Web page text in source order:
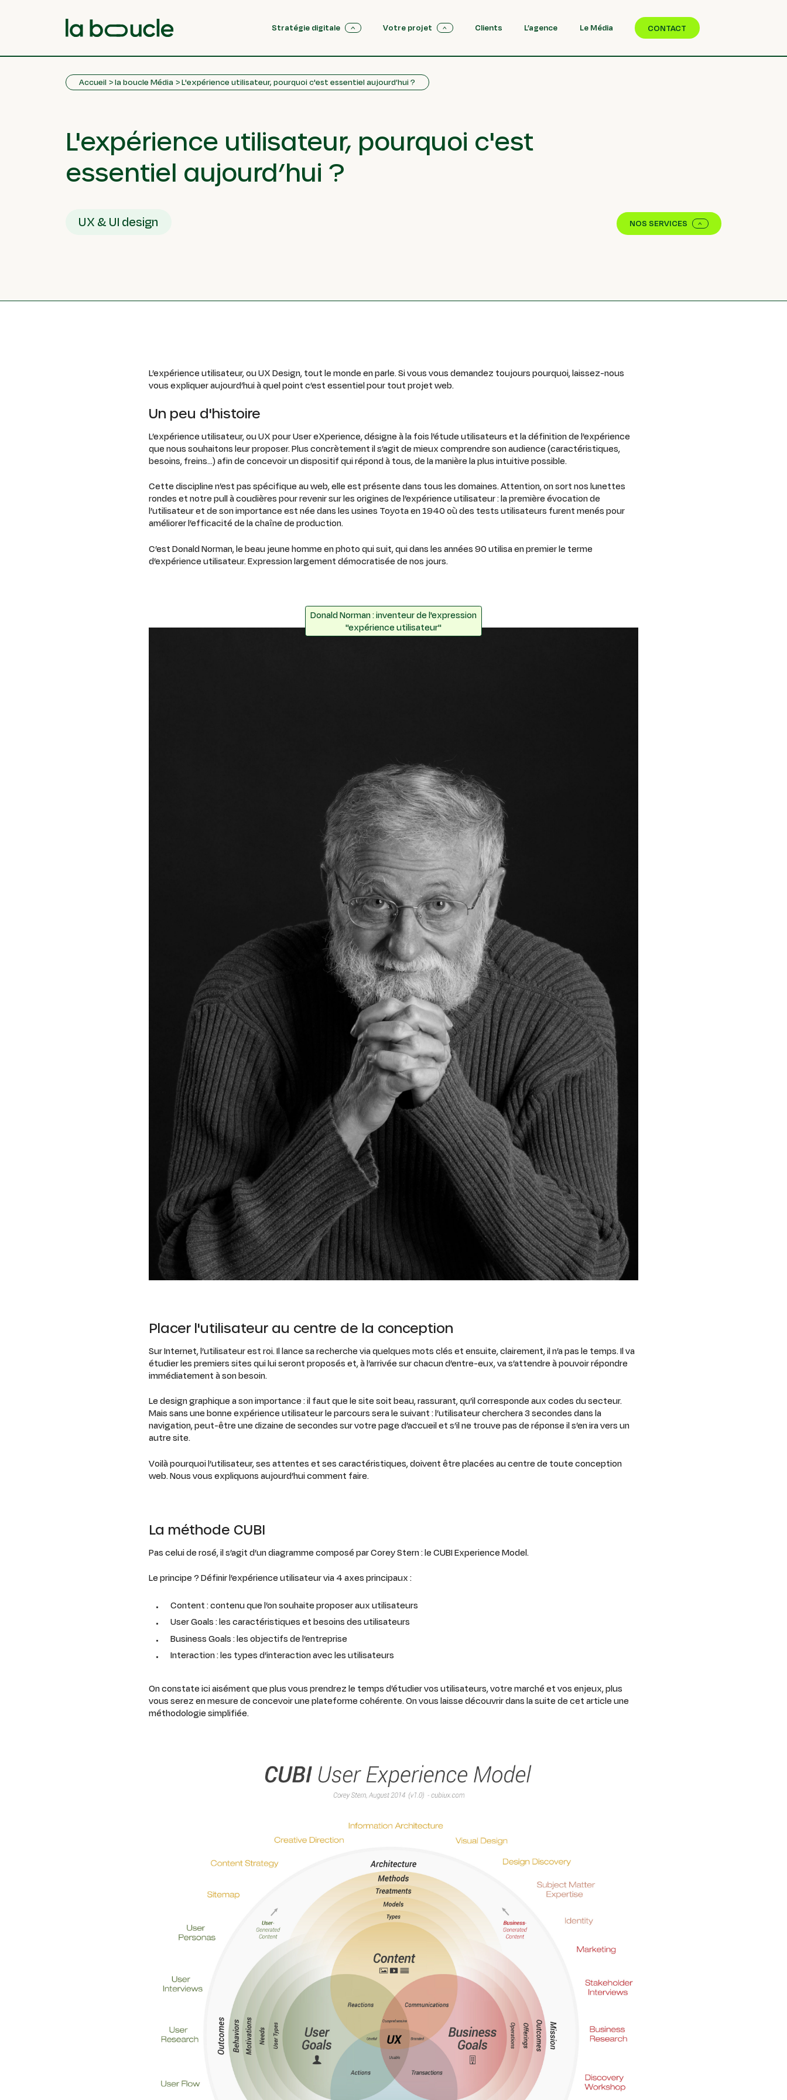
Stratégie digitale Votre projet Clients L’agence Le Média CONTACT
Accueil la boucle Média L'expérience utilisateur, pourquoi c'est essentiel aujourd’hui ?
L'expérience utilisateur, pourquoi c'est
essentiel aujourd’hui ?
UX & UI design NOS SERVICES
L’expérience utilisateur, ou UX Design, tout le monde en parle. Si vous vous demandez toujours pourquoi, laissez-nous
vous expliquer aujourd’hui à quel point c’est essentiel pour tout projet web.
Un peu d'histoire
L’expérience utilisateur, ou UX pour User eXperience, désigne à la fois l’étude utilisateurs et la définition de l’expérience
que nous souhaitons leur proposer. Plus concrètement il s’agit de mieux comprendre son audience (caractéristiques,
besoins, freins…) afin de concevoir un dispositif qui répond à tous, de la manière la plus intuitive possible.
Cette discipline n’est pas spécifique au web, elle est présente dans tous les domaines. Attention, on sort nos lunettes
rondes et notre pull à coudières pour revenir sur les origines de l’expérience utilisateur : la première évocation de
l’utilisateur et de son importance est née dans les usines Toyota en 1940 où des tests utilisateurs furent menés pour
améliorer l’efficacité de la chaîne de production.
C’est Donald Norman, le beau jeune homme en photo qui suit, qui dans les années 90 utilisa en premier le terme
d’expérience utilisateur. Expression largement démocratisée de nos jours.
Donald Norman : inventeur de l'expression
"expérience utilisateur"
Placer l'utilisateur au centre de la conception
Sur Internet, l’utilisateur est roi. Il lance sa recherche via quelques mots clés et ensuite, clairement, il n’a pas le temps. Il va
étudier les premiers sites qui lui seront proposés et, à l’arrivée sur chacun d’entre-eux, va s’attendre à pouvoir répondre
immédiatement à son besoin.
Le design graphique a son importance : il faut que le site soit beau, rassurant, qu’il corresponde aux codes du secteur.
Mais sans une bonne expérience utilisateur le parcours sera le suivant : l’utilisateur cherchera 3 secondes dans la
navigation, peut-être une dizaine de secondes sur votre page d’accueil et s’il ne trouve pas de réponse il s’en ira vers un
autre site.
Voilà pourquoi l’utilisateur, ses attentes et ses caractéristiques, doivent être placées au centre de toute conception
web. Nous vous expliquons aujourd’hui comment faire.
La méthode CUBI
Pas celui de rosé, il s’agit d’un diagramme composé par Corey Stern : le CUBI Experience Model.
Le principe ? Définir l’expérience utilisateur via 4 axes principaux :
Content : contenu que l’on souhaite proposer aux utilisateurs
User Goals : les caractéristiques et besoins des utilisateurs
Business Goals : les objectifs de l’entreprise
Interaction : les types d’interaction avec les utilisateurs
On constate ici aisément que plus vous prendrez le temps d’étudier vos utilisateurs, votre marché et vos enjeux, plus
vous serez en mesure de concevoir une plateforme cohérente. On vous laisse découvrir dans la suite de cet article une
méthodologie simplifiée.